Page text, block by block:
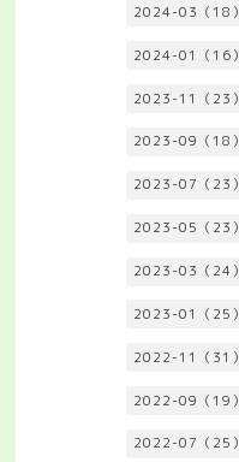
2024-03（18）
2024-01（16）
2023-11（23）
2023-09（18）
2023-07（23）
2023-05（23）
2023-03（24）
2023-01（25）
2022-11（31）
2022-09（19）
2022-07（25）